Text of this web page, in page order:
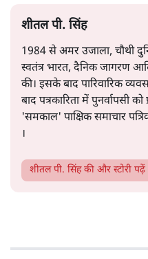
शीतल पी. सिंह
1984 से अमर उजाला, चौथी
स्वतंत्र भारत, दैनिक जागरण
की। इसके बाद पारिवारिक
बाद पत्रकारिता में पुनर्वापसी
'समकाल' पाक्षिक समाचार
।
शीतल पी. सिंहकी और स्टोरी पढ़ें